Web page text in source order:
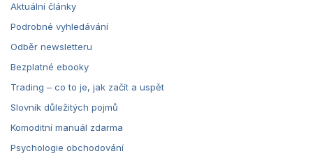
Aktuální články
Podrobné vyhledávání
Odběr newsletteru
Bezplatné ebooky
Trading – co to je, jak začít a uspět
Slovník důležitých pojmů
Komoditní manuál zdarma
Psychologie obchodování